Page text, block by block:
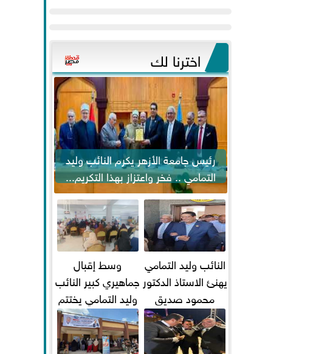
اخترنا لك
رئيس جامعة الأزهر يكرم النائب وليد
التمامي .. فخر واعتزاز بهذا التكريم...
النائب وليد التمامي
يهنئ الاستاذ الدكتور
محمود صديق
تكليفة قائم باعمال
...
وسط إقبال
جماهيري كبير النائب
وليد التمامي يختتم
أضخم قافلة طبية
مجانية...